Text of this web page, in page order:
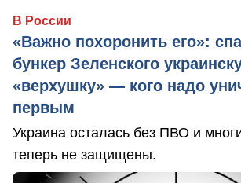
В России
«Важно похоронить его»:
бункер Зеленского
«верхушку» — кого надо
первым
Украина осталась без ПВО и
теперь не защищены.